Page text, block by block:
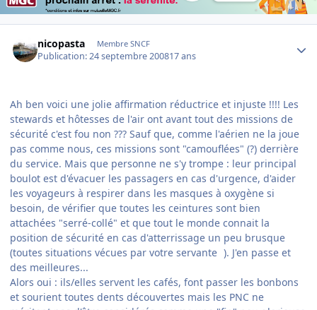
nicopasta Membre SNCF
Publication:24 septembre 200817 ans
Ah ben voici une jolie affirmation réductrice et injuste !!!! Les
stewards et hôtesses de l'air ont avant tout des missions de
sécurité c'est fou non ??? Sauf que, comme l'aérien ne la joue
pas comme nous, ces missions sont "camouflées" (?) derrière
du service. Mais que personne ne s'y trompe : leur principal
boulot est d'évacuer les passagers en cas d'urgence, d'aider
les voyageurs à respirer dans les masques à oxygène si
besoin, de vérifier que toutes les ceintures sont bien
attachées "serré-collé" et que tout le monde connait la
position de sécurité en cas d'atterrissage un peu brusque
(toutes situations vécues par votre servante ). J'en passe et
des meilleures...
Alors oui : ils/elles servent les cafés, font passer les bonbons
et sourient toutes dents découvertes mais les PNC ne